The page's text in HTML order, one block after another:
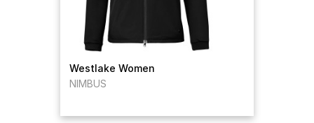
Westlake Women
NIMBUS